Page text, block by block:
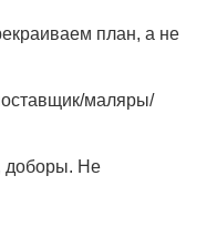
план, а не
маляры/
доборы. Не